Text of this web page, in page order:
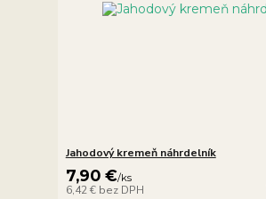
Jahodový kremeň náhrdelník
7,90 €/ks
6,42 € bez DPH